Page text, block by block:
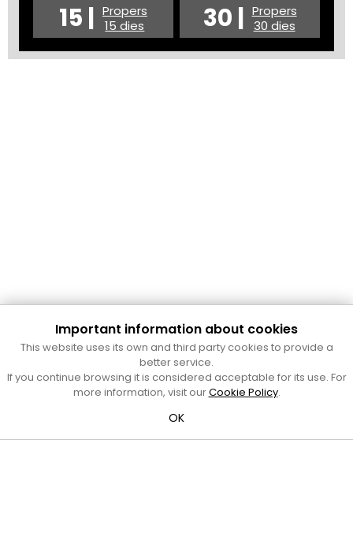
15 | Propers
15 dies
30 | Propers
30 dies
Cultura Mataró
Ajuntament de Mataró
C. de Sant Josep, 9 (Mataró, 08302)
Horari d'obertura: dilluns, dimecres i divendres de 10 a 13 h.
al telèfon al 93 758 23 61
Bústia ciutadana
Important information about cookies
This website uses its own and third party cookies to provide a
better service.
If you continue browsing it is considered acceptable for its use. For
more information, visit ourCookie Policy.
OK